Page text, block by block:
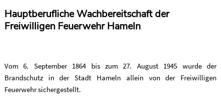
Hauptberufliche Wachbereitschaft der
Freiwilligen Feuerwehr Hameln
Vom 6. September 1864 bis zum 27. August 1945 wurde der
Brandschutz in der Stadt Hameln allein von der Freiwilligen
Feuerwehr sichergestellt.